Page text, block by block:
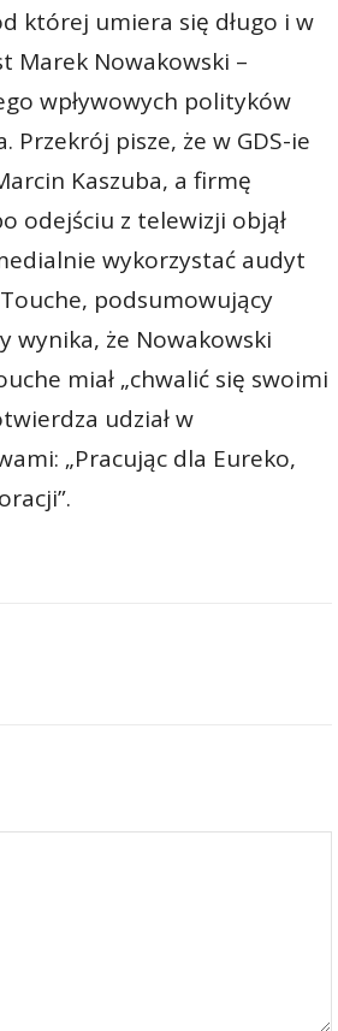
której umiera się długo i w
Marek Nowakowski –
wpływowych polityków
Przekrój pisze, że w GDS-ie
Kaszuba, a firmę
odejściu z telewizji objął
wykorzystać audyt
podsumowujący
wynika, że Nowakowski
miał „chwalić się swoimi
udział w
„Pracując dla Eureko,